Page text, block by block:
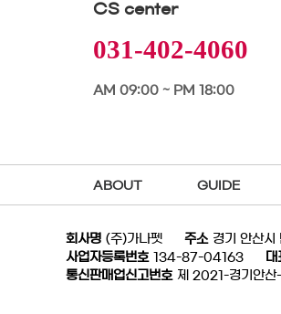
CS center
031-402-4060
AM 09:00 ~ PM 18:00
ABOUT GUIDE
회사명 (주)가나펫 주소 경기 안산
사업자등록번호
134-87-04163
통신판매업신고번호 제 2021-경기안산